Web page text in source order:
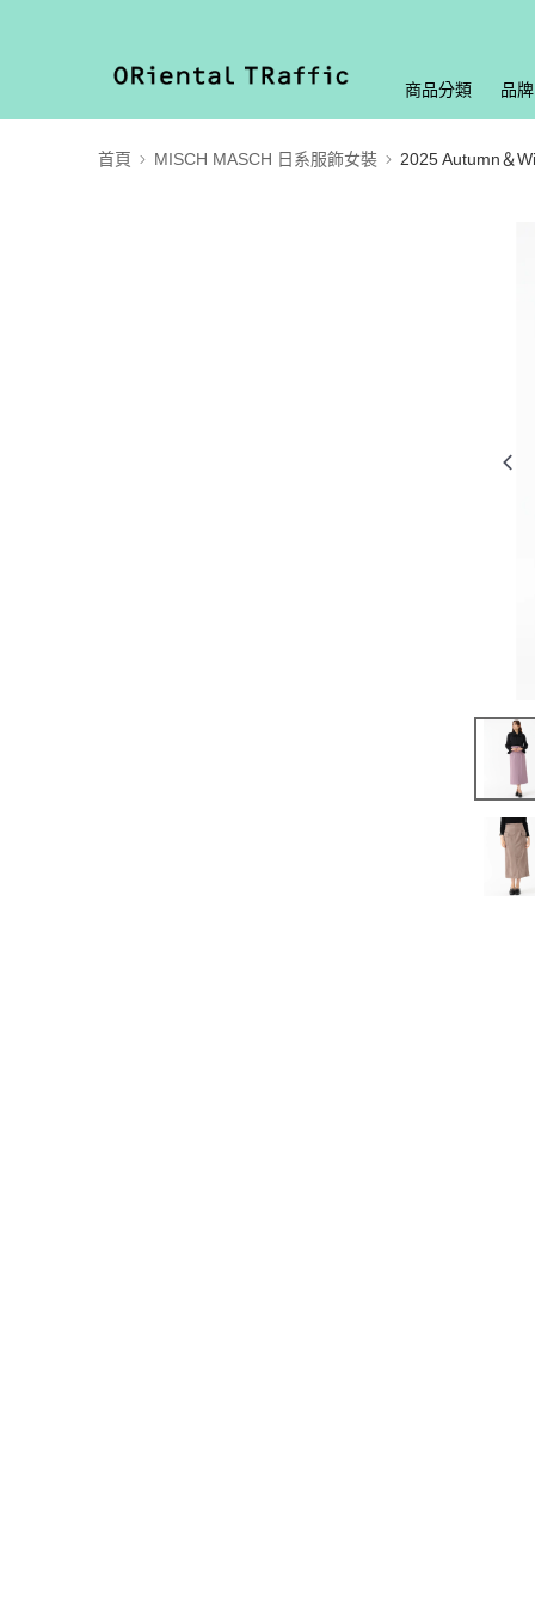
商品分類 品
首頁 MISCH MASCH 日系服飾女裝 2025 Autumn＆